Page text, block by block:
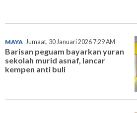
MAYA Jumaat, 30 Januari 2026 7:29 AM
Barisan peguam bayarkan yuran
sekolah murid asnaf, lancar
kempen anti buli